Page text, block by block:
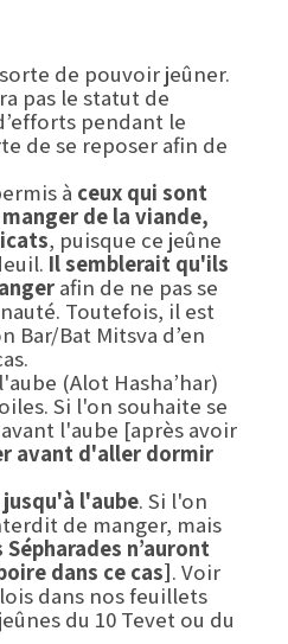
de pouvoir jeûner.
pas le statut de
pendant le
de se reposer afin de
à ceux qui sont
de la viande,
, puisque ce jeûne
Il semblerait qu'ils
afin de ne pas se
Toutefois, il est
Bar/Bat Mitsva d’en
(Alot Hasha’har)
Si l'on souhaite se
l'aube [après avoir
avant d'aller dormir
l'aube. Si l'on
de manger, mais
Sépharades n’auront
dans ce cas]. Voir
dans nos feuillets
du 10 Tevet ou du